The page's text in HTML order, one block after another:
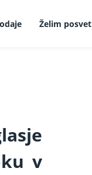
Želim posvet
v